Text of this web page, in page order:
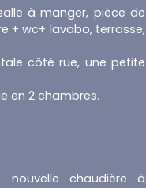
à manger, pièce de
+ wc+ lavabo, terrasse,
côté rue, une petite
en 2 chambres.
chaudière à